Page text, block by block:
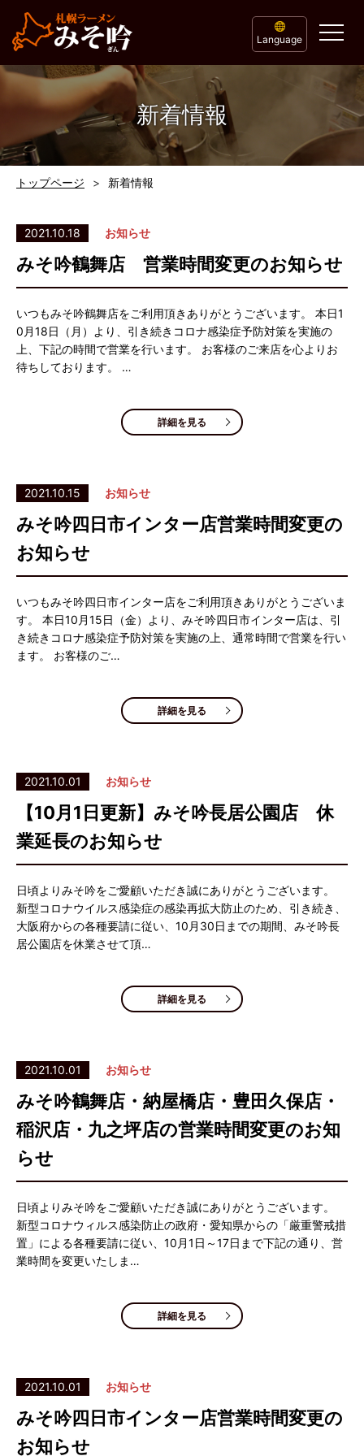
Language
新着情報
トップページ 新着情報
2021.10.18 お知らせ
みそ吟鶴舞店 営業時間変更のお知らせ
いつもみそ吟鶴舞店をご利用頂きありがとうございます。 本日1
0月18日（月）より、引き続きコロナ感染症予防対策を実施の
上、下記の時間で営業を行います。 お客様のご来店を心よりお
待ちしております。 …
詳細を見る
2021.10.15 お知らせ
みそ吟四日市インター店営業時間変更の
お知らせ
いつもみそ吟四日市インター店をご利用頂きありがとうございま
す。 本日10月15日（金）より、みそ吟四日市インター店は、引
き続きコロナ感染症予防対策を実施の上、通常時間で営業を行い
ます。 お客様のご…
詳細を見る
2021.10.01 お知らせ
【10月1日更新】みそ吟長居公園店 休
業延長のお知らせ
日頃よりみそ吟をご愛顧いただき誠にありがとうございます。
新型コロナウイルス感染症の感染再拡大防止のため、引き続き、
大阪府からの各種要請に従い、10月30日までの期間、みそ吟長
居公園店を休業させて頂…
詳細を見る
2021.10.01 お知らせ
みそ吟鶴舞店・納屋橋店・豊田久保店・
稲沢店・九之坪店の営業時間変更のお知
らせ
日頃よりみそ吟をご愛顧いただき誠にありがとうございます。
新型コロナウィルス感染防止の政府・愛知県からの「厳重警戒措
置」による各種要請に従い、10月1日～17日まで下記の通り、営
業時間を変更いたしま…
詳細を見る
2021.10.01 お知らせ
みそ吟四日市インター店営業時間変更の
お知らせ